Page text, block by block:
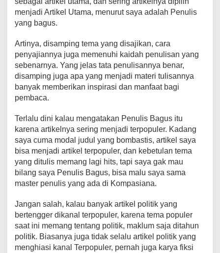
menjadi Artikel Utama, menurut saya adalah Penulis
yang bagus.
Artinya, disamping tema yang disajikan, cara
penyajiannya juga memenuhi kaidah penulisan yang
sebenarnya. Yang jelas tata penulisannya benar,
disamping juga apa yang menjadi materi tulisannya
banyak memberikan inspirasi dan manfaat bagi
pembaca.
Terlalu dini kalau mengatakan Penulis Bagus itu
karena artikelnya sering menjadi terpopuler. Kadang
saya cuma modal judul yang bombastis, artikel saya
bisa menjadi artikel terpopuler, dan kebetulan tema
yang ditulis memang lagi hits, tapi saya gak mau
bilang saya Penulis Bagus, bisa malu saya sama
master penulis yang ada di Kompasiana.
Jangan salah, kalau banyak artikel politik yang
bertengger dikanal terpopuler, karena tema populer
saat ini memang tentang politik, maklum saja ditahun
politik. Biasanya juga tidak selalu artikel politik yang
menghiasi kanal Terpopuler, pernah juga karya fiksi